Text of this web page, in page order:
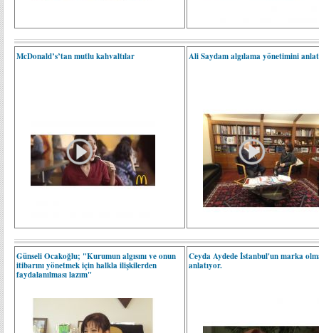
McDonald’s’tan mutlu kahvaltılar Ali Saydam algılama yönetimini
Günseli Ocakoğlu; "Kurumun algısını ve onun
itibarını yönetmek için halkla ilişkilerden
faydalanılması lazım"
Ceyda Aydede İstanbul'un marka
anlatıyor.